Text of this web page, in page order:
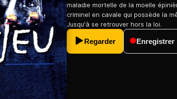
maladie mortelle de la moelle
criminel en cavale qui possède la
Jusqu'à se retrouver hors la loi.
Regarder Enregistrer